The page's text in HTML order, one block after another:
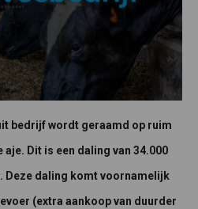
bedrijf wordt geraamd op ruim
Dit is een daling van 34.000
Deze daling komt voornamelijk
(extra aankoop van duurder